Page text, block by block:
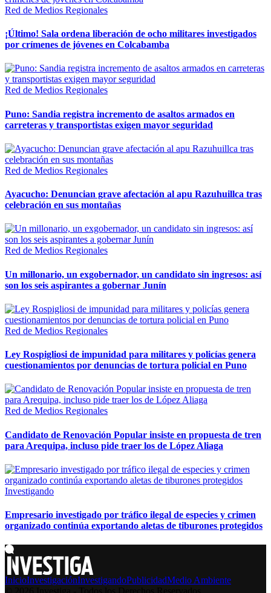
Red de Medios Regionales
¡Último! Sala ordena liberación de ocho militares investigados
por crímenes de jóvenes en Colcabamba
Red de Medios Regionales
Puno: Sandia registra incremento de asaltos armados en
carreteras y transportistas exigen mayor seguridad
Red de Medios Regionales
Ayacucho: Denuncian grave afectación al apu Razuhuillca tras
celebración en sus montañas
Red de Medios Regionales
Un millonario, un exgobernador, un candidato sin ingresos: así
son los seis aspirantes a gobernar Junín
Red de Medios Regionales
Ley Rospigliosi de impunidad para militares y policías genera
cuestionamientos por denuncias de tortura policial en Puno
Red de Medios Regionales
Candidato de Renovación Popular insiste en propuesta de tren
para Arequipa, incluso pide traer los de López Aliaga
Investigando
Empresario investigado por tráfico ilegal de especies y crimen
organizado continúa exportando aletas de tiburones protegidos
InicioInvestigaciónInvestigandoPublicidadMedio Ambiente